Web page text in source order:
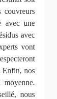
couvreurs
avec une
avec
vont
Enfin, nos
moyenne.
nous